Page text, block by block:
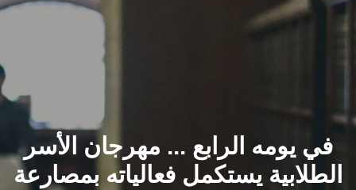
الرئيسيـة
القطاعـات
الشئون الأكاديمية
في يومه الرابع ... مهرجان الأسر
الطلابية يستكمل فعالياته بمصارعة